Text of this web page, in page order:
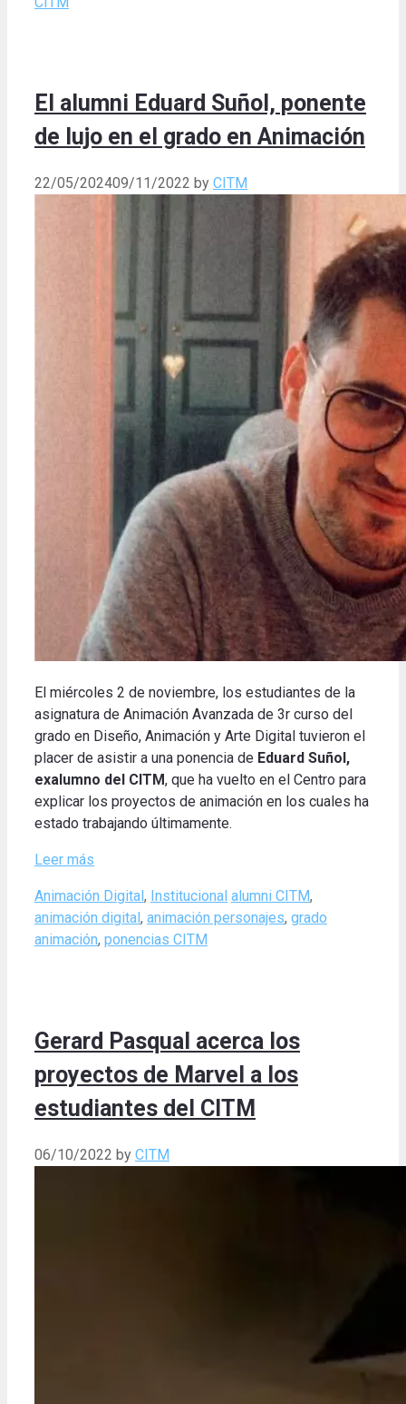
El alumni Eduard Suñol, ponente
de lujo en el grado en Animación
22/05/202409/11/2022 by CITM
El miércoles 2 de noviembre, los estudiantes de la
asignatura de Animación Avanzada de 3r curso del
grado en Diseño, Animación y Arte Digital tuvieron el
placer de asistir a una ponencia de Eduard Suñol,
exalumno del CITM, que ha vuelto en el Centro para
explicar los proyectos de animación en los cuales ha
estado trabajando últimamente.
Leer más
Categories
Animación Digital , Institucional Tags
alumni CITM,
animación digital , animación personajes, grado
animación, ponencias CITM
Gerard Pasqual acerca los
proyectos de Marvel a los
estudiantes del CITM
06/10/2022 by CITM